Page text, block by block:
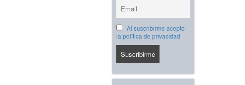
Al suscribirme acepto
la política de privacidad